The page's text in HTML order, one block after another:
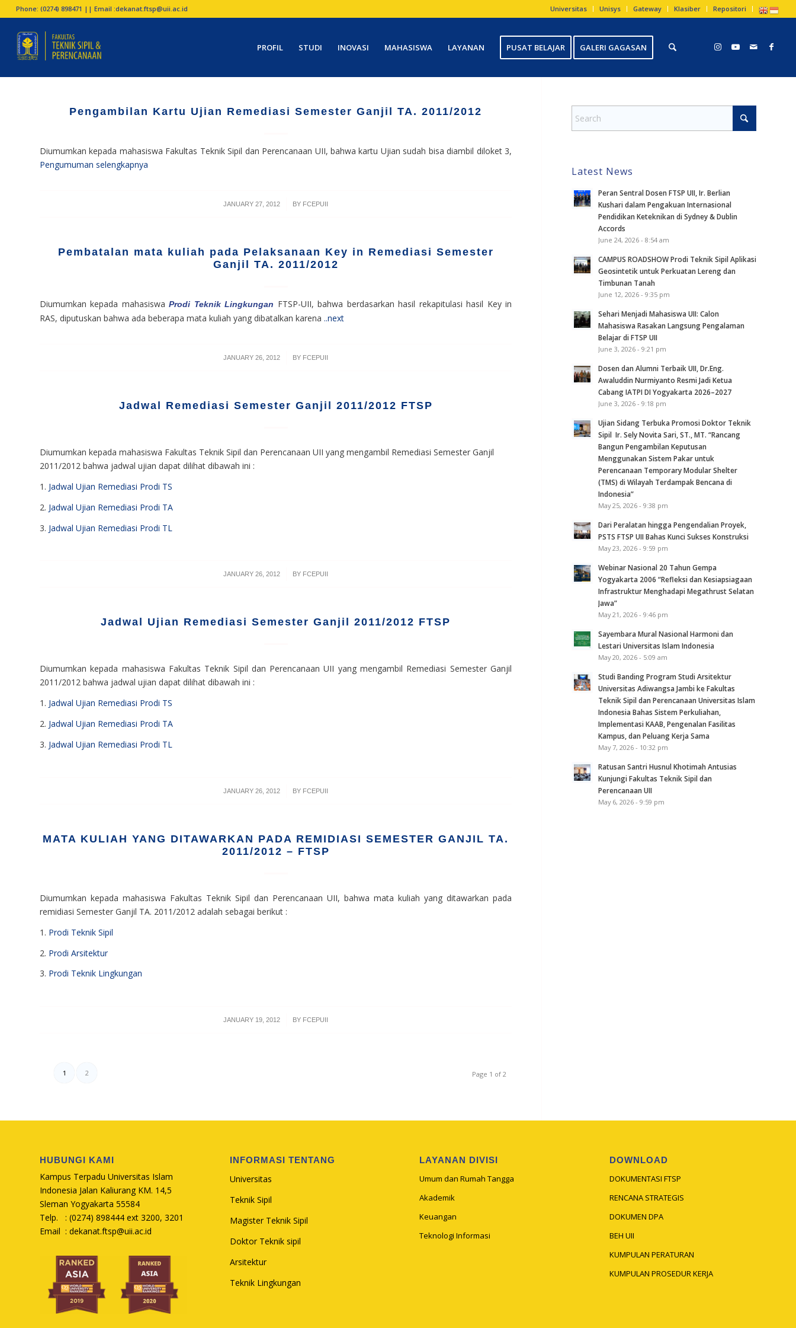
Universitas Unisys Gateway Klasiber Repositori
Phone: (0274) 898471 || Email :dekanat.ftsp@uii.ac.id
PROFIL STUDI INOVASI MAHASISWA LAYANAN PUSAT BELAJAR GALERI GAGASAN
Pengambilan Kartu Ujian Remediasi Semester Ganjil TA. 2011/2012
Diumumkan kepada mahasiswa Fakultas Teknik Sipil dan Perencanaan UII, bahwa kartu Ujian sudah bisa diambil diloket 3,
Pengumuman selengkapnya
JANUARY 27, 2012
/ BY FCEPUII
Pembatalan mata kuliah pada Pelaksanaan Key in Remediasi Semester
Ganjil TA. 2011/2012
Diumumkan kepada mahasiswaProdi Teknik Lingkungan FTSP-UII, bahwa berdasarkan hasil rekapitulasi hasil Key in
RAS, diputuskan bahwa ada beberapa mata kuliah yang dibatalkan karena ..next
JANUARY 26, 2012
/ BY FCEPUII
Jadwal Remediasi Semester Ganjil 2011/2012 FTSP
Diumumkan kepada mahasiswa Fakultas Teknik Sipil dan Perencanaan UII yang mengambil Remediasi Semester Ganjil
2011/2012 bahwa jadwal ujian dapat dilihat dibawah ini :
1. Jadwal Ujian Remediasi Prodi TS
2. Jadwal Ujian Remediasi Prodi TA
3. Jadwal Ujian Remediasi Prodi TL
JANUARY 26, 2012
/ BY FCEPUII
Jadwal Ujian Remediasi Semester Ganjil 2011/2012 FTSP
Diumumkan kepada mahasiswa Fakultas Teknik Sipil dan Perencanaan UII yang mengambil Remediasi Semester Ganjil
2011/2012 bahwa jadwal ujian dapat dilihat dibawah ini :
1. Jadwal Ujian Remediasi Prodi TS
2. Jadwal Ujian Remediasi Prodi TA
3. Jadwal Ujian Remediasi Prodi TL
JANUARY 26, 2012
/ BY FCEPUII
MATA KULIAH YANG DITAWARKAN PADA REMIDIASI SEMESTER GANJIL TA.
2011/2012 – FTSP
Diumumkan kepada mahasiswa Fakultas Teknik Sipil dan Perencanaan UII, bahwa mata kuliah yang ditawarkan pada
remidiasi Semester Ganjil TA. 2011/2012 adalah sebagai berikut :
1. Prodi Teknik Sipil
2. Prodi Arsitektur
3. Prodi Teknik Lingkungan
JANUARY 19, 2012
/ BY FCEPUII
Page 1 of 2
1 2
Latest News
Peran Sentral Dosen FTSP UII, Ir. Berlian
Kushari dalam Pengakuan Internasional
Pendidikan Keteknikan di Sydney & Dublin
Accords
June 24, 2026 - 8:54 am
CAMPUS ROADSHOW Prodi Teknik Sipil Aplikasi
Geosintetik untuk Perkuatan Lereng dan
Timbunan Tanah
June 12, 2026 - 9:35 pm
Sehari Menjadi Mahasiswa UII: Calon
Mahasiswa Rasakan Langsung Pengalaman
Belajar di FTSP UII
June 3, 2026 - 9:21 pm
Dosen dan Alumni Terbaik UII, Dr.Eng.
Awaluddin Nurmiyanto Resmi Jadi Ketua
Cabang IATPI DI Yogyakarta 2026–2027
June 3, 2026 - 9:18 pm
Ujian Sidang Terbuka Promosi Doktor Teknik
Sipil Ir. Sely Novita Sari, ST., MT. “Rancang
Bangun Pengambilan Keputusan
Menggunakan Sistem Pakar untuk
Perencanaan Temporary Modular Shelter
(TMS) di Wilayah Terdampak Bencana di
Indonesia”
May 25, 2026 - 9:38 pm
Dari Peralatan hingga Pengendalian Proyek,
PSTS FTSP UII Bahas Kunci Sukses Konstruksi
May 23, 2026 - 9:59 pm
Webinar Nasional 20 Tahun Gempa
Yogyakarta 2006 “Refleksi dan Kesiapsiagaan
Infrastruktur Menghadapi Megathrust Selatan
Jawa”
May 21, 2026 - 9:46 pm
Sayembara Mural Nasional Harmoni dan
Lestari Universitas Islam Indonesia
May 20, 2026 - 5:09 am
Studi Banding Program Studi Arsitektur
Universitas Adiwangsa Jambi ke Fakultas
Teknik Sipil dan Perencanaan Universitas Islam
Indonesia Bahas Sistem Perkuliahan,
Implementasi KAAB, Pengenalan Fasilitas
Kampus, dan Peluang Kerja Sama
May 7, 2026 - 10:32 pm
Ratusan Santri Husnul Khotimah Antusias
Kunjungi Fakultas Teknik Sipil dan
Perencanaan UII
May 6, 2026 - 9:59 pm
HUBUNGI KAMI
Kampus Terpadu Universitas Islam
Indonesia Jalan Kaliurang KM. 14,5
Sleman Yogyakarta 55584
Telp. : (0274) 898444 ext 3200, 3201
Email : dekanat.ftsp@uii.ac.id
INFORMASI TENTANG
Universitas
Teknik Sipil
Magister Teknik Sipil
Doktor Teknik sipil
Arsitektur
Teknik Lingkungan
LAYANAN DIVISI
Umum dan Rumah Tangga
Akademik
Keuangan
Teknologi Informasi
DOWNLOAD
DOKUMENTASI FTSP
RENCANA STRATEGIS
DOKUMEN DPA
BEH UII
KUMPULAN PERATURAN
KUMPULAN PROSEDUR KERJA